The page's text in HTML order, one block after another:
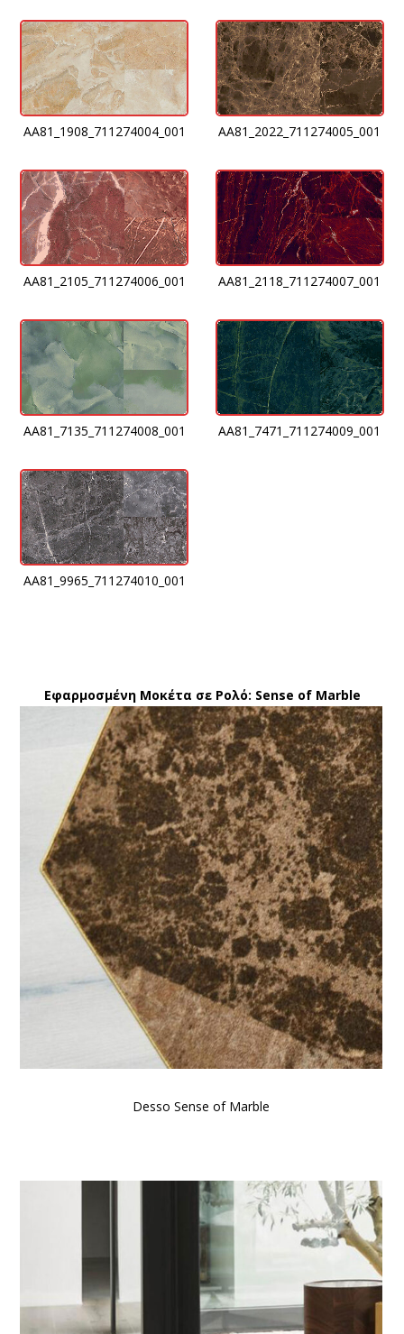
AA81_1908_711274004_001 AA81_2022_711274005_001
AA81_2105_711274006_001 AA81_2118_711274007_001
AA81_7135_711274008_001 AA81_7471_711274009_001
AA81_9965_711274010_001
Εφαρμοσμένη Μοκέτα σε Ρολό: Sense of Marble
Desso Sense of Marble